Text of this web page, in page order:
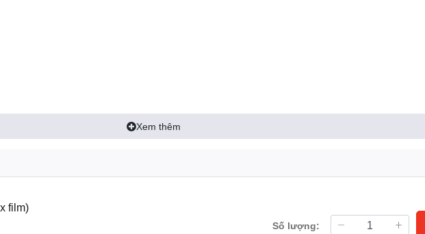
Xem thêm
film)
Số lượng: